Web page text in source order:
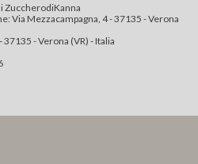
ZuccherodiKanna
Via Mezzacampagna, 4 - 37135 - Verona
- Verona (VR) - Italia